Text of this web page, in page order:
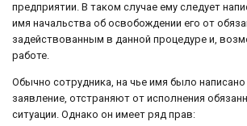
предприятии. В таком случае ему следует
имя начальства об освобождении его от
задействованным в данной процедуре и,
работе.
Обычно сотрудника, на чье имя было
заявление, отстраняют от исполнения
ситуации. Однако он имеет ряд прав: